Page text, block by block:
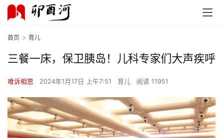
首页 育儿
三餐一床，保卫胰岛！儿科专家们大声疾呼
难诉相思 2024年1月17日 上午7:51 育儿 阅读 11951